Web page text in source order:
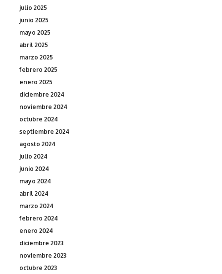
julio 2025
junio 2025
mayo 2025
abril 2025
marzo 2025
febrero 2025
enero 2025
diciembre 2024
noviembre 2024
octubre 2024
septiembre 2024
agosto 2024
julio 2024
junio 2024
mayo 2024
abril 2024
marzo 2024
febrero 2024
enero 2024
diciembre 2023
noviembre 2023
octubre 2023